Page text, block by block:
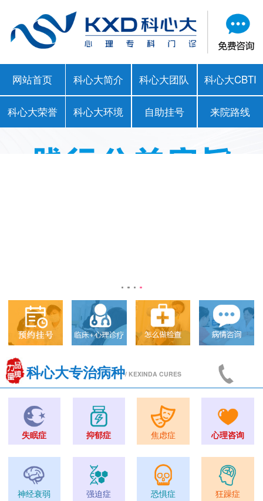
网站首页 科心大简介 科心大团队 科心大CBTI
科心大荣誉 科心大环境 自助挂号 来院路线
科心大专治病种/ KEXINDA CURES
失眠症 抑郁症 焦虑症 心理咨询
神经衰弱 强迫症 恐惧症 狂躁症